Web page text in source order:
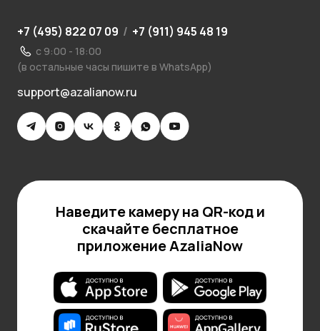
+7 (495) 822 07 09 / +7 (911) 945 48 19
с 9:00 - 18:00
(в остальные часы пишите в WhatsApp)
support@azalianow.ru
Наведите камеру на QR-код и
скачайте бесплатное
приложение AzaliaNow